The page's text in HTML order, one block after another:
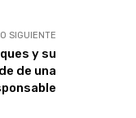
SIGUIENTE
y su
de una